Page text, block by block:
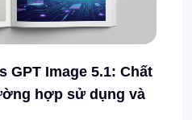
GPT Image 5.1: Chất
hợp sử dụng và